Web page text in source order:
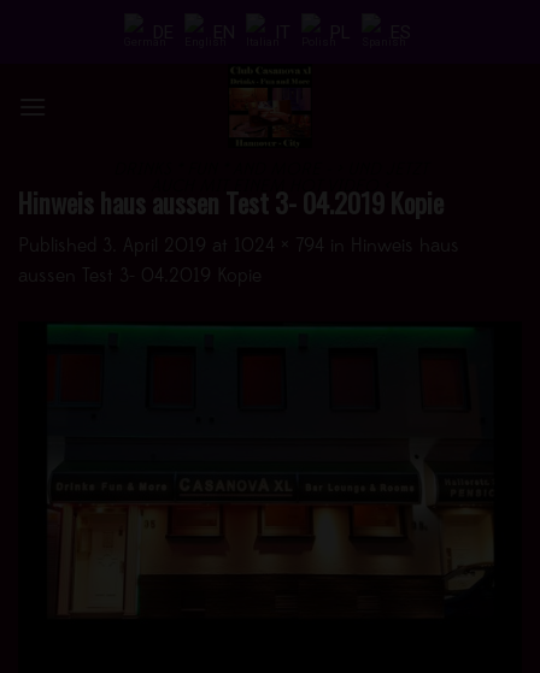
Hinweis haus aussen Test 3- 04.2019 Kopie
Published 3. April 2019 at 1024 × 794
Hinweis haus
aussen Test 3- 04.2019 Kopie